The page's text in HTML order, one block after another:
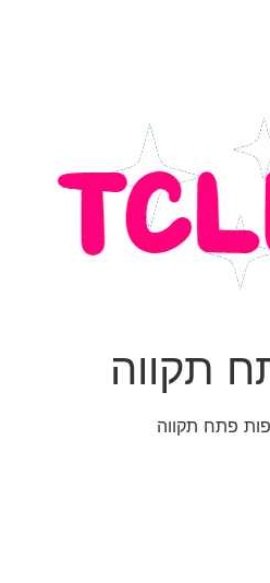
תקווה
פתח תקווה